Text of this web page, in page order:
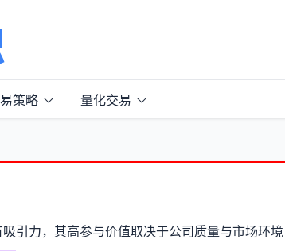
策略 量化交易
引力，其高参与价值取决于公司质量与市场环境